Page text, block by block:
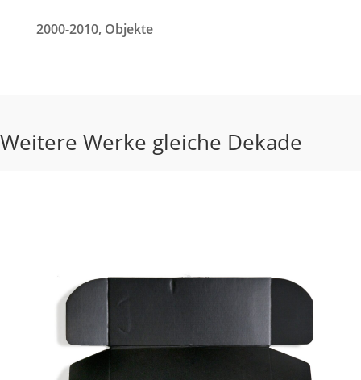
2000-2010, Objekte
Weitere Werke gleiche Dekade